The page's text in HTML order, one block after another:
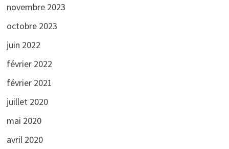
novembre 2023
octobre 2023
juin 2022
février 2022
février 2021
juillet 2020
mai 2020
avril 2020